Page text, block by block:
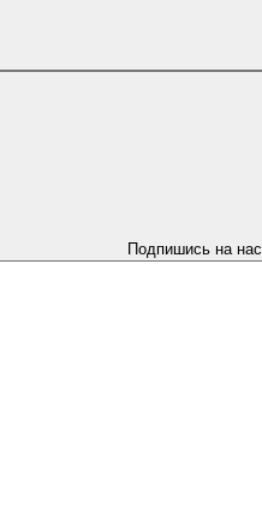
Подпишись на нас